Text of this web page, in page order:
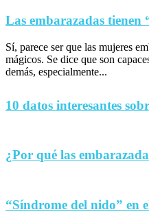
Las embarazadas
Sí, parece ser que las mujeres
mágicos. Se dice que son
demás, especialmente...
10 datos interesantes
¿Por qué las
“Síndrome del nido” en